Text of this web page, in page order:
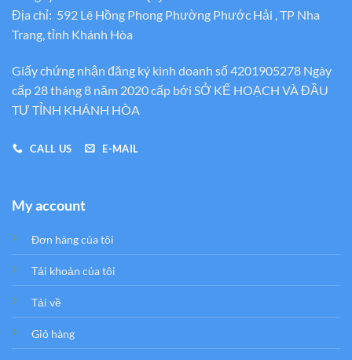
Địa chỉ: 592 Lê Hồng Phong Phường Phước Hải , TP Nha
Trang, tỉnh Khánh Hòa
Giấy chứng nhận đăng ký kinh doanh số 4201905278 Ngày
cấp 28 tháng 8 năm 2020 cấp bới SỞ KẾ HOẠCH VÀ ĐẦU
TƯ TỈNH KHÁNH HÒA
CALL US E-MAIL
My account
Đơn hàng của tôi
Tải khoản của tôi
Tải về
Giỏ hàng